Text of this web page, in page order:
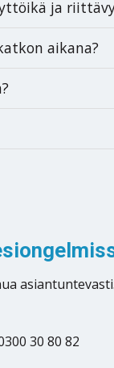
ja
aikana?
30 80 82